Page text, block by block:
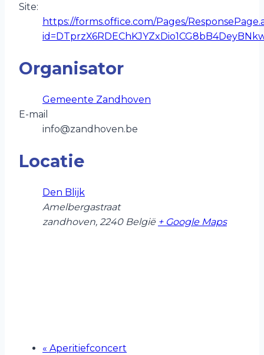
Site:
https://forms.office.com/Pages/
Organisator
Gemeente Zandhoven
E-mail
info@zandhoven.be
Locatie
Den Blijk
Amelbergastraat
zandhoven, 2240 België + Google Maps
« Aperitiefconcert